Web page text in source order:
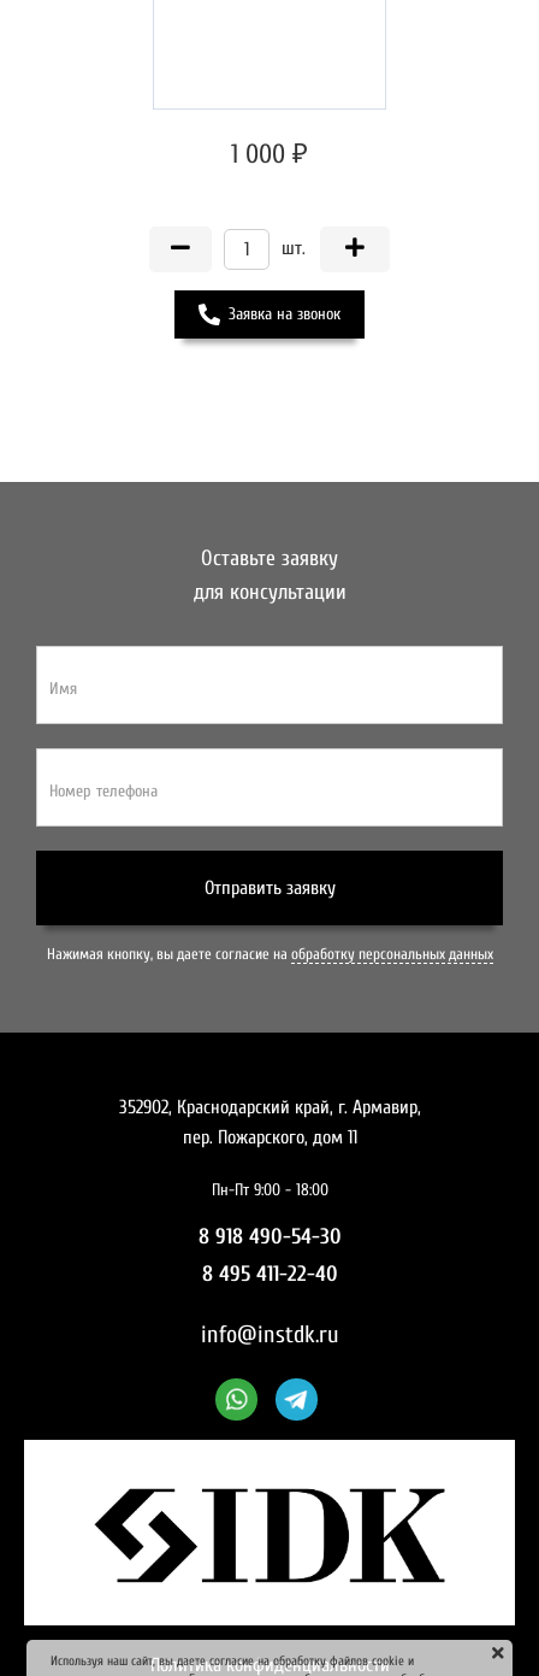
1 000 ₽
шт.
Заявка на звонок
Оставьте заявку
для консультации
Имя
Номер телефона
Отправить заявку
Нажимая кнопку, вы даете согласие на обработку персональных данных
352902, Краснодарский край, г. Армавир,
пер. Пожарского, дом 11
Пн-Пт 9:00 - 18:00
8 918 490-54-30
8 495 411-22-40
info@instdk.ru
Политика конфиденциальности
Используя наш сайт, вы даете согласие на обработку файлов cookie и